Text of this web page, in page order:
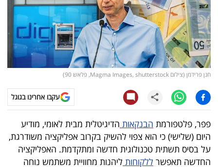
רכילות
עסקית
קריפטו
ויראלי
טלוויזיה
עסקי
ספורט
קריירה
חנן פרידמן (צילום Magma Images, shutterstock, פלאש 90)
עקבו אחרינו בגוגל
פפר, פלטפורמת הבנקאות הדיגיטלית מבית לאומי, מודיע
היום (שלישי) כי הוא צפוי להשיק בקרוב אפליקציה משודרגת,
על בסיס תשתית טכנולוגית חדשה ומתקדמת. האפליקציה
החדשה תאפשר ללקוחות ליהנות מחוויית משתמש נוחה